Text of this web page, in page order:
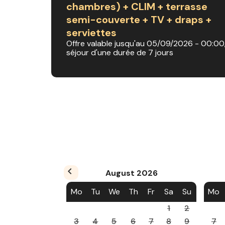
chambres) + CLIM + terrasse
semi-couverte + TV + draps +
serviettes
Offre valable jusqu'au 05/09/2026 -
séjour d'une durée de 7 jours
August 2026
Mo
Tu We Th Fr Sa
Su
1
2
3
4 5 6 7 8
9
Mo
7